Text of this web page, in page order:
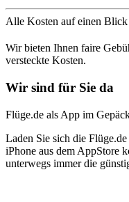
Alle Kosten auf einen Blick
Wir bieten Ihnen faire
versteckte Kosten.
Wir sind für Sie da
Flüge.de als App im
Laden Sie sich die
iPhone aus dem AppStore
unterwegs immer die